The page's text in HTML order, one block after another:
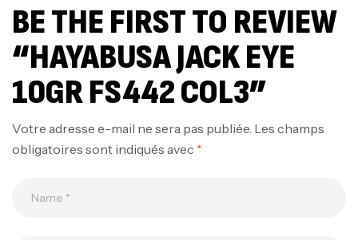
BE THE FIRST TO REVIEW
“HAYABUSA JACK EYE
10GR FS442 COL3”
Votre adresse e-mail ne sera pas publiée. Les champs
obligatoires sont indiqués avec *